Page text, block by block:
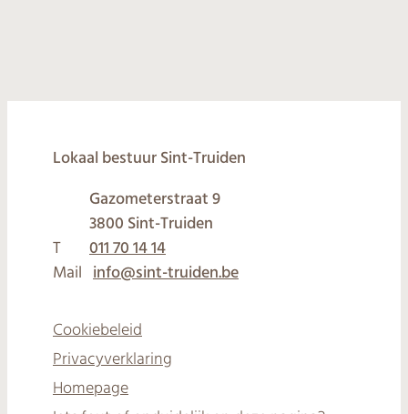
© 2026
Lokaal bestuur Sint-Truiden
Gazometerstraat 9
,
3800 Sint-Truiden
T
011 70 14 14
Mail
info@sint-truiden.be
Cookiebeleid
Privacyverklaring
Homepage